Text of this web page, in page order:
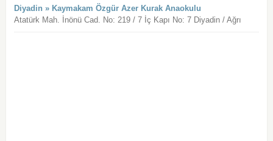
Diyadin » Kaymakam Özgür Azer Kurak Anaokulu
Atatürk Mah. İnönü Cad. No: 219 / 7 İç Kapı No: 7 Diyadin / Ağrı